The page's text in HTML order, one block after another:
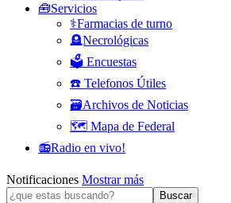
🧰Servicios
⚕️Farmacias de turno
🪦Necrológicas
🗳️ Encuestas
☎️ Telefonos Útiles
🗃️Archivos de Noticias
🗺️ Mapa de Federal
📻Radio en vivo!
Notificaciones Mostrar más